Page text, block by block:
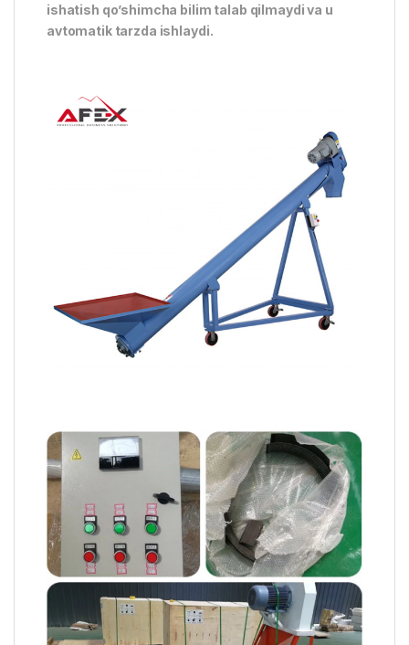
ishatish qo’shimcha bilim talab qilmaydi va u
avtomatik tarzda ishlaydi.